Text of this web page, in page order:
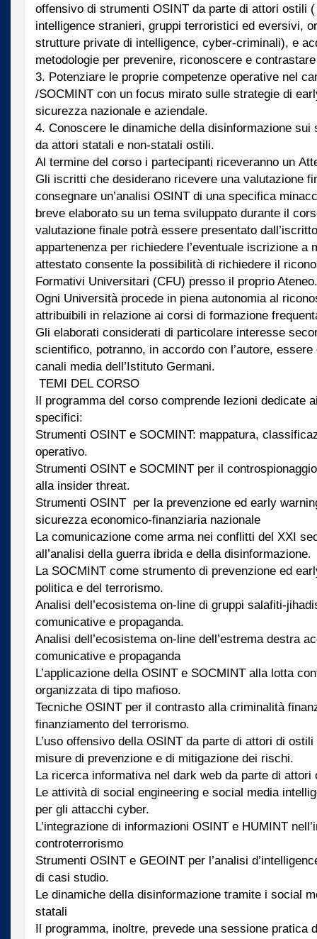
offensivo di strumenti OSINT da parte di attori ostili
intelligence stranieri, gruppi terroristici ed eversivi,
strutture private di intelligence, cyber-criminali), e
metodologie per prevenire, riconoscere e
3. Potenziare le proprie competenze operative nel
/SOCMINT con un focus mirato sulle strategie di
sicurezza nazionale e aziendale.
4. Conoscere le dinamiche della disinformazione sui
da attori statali e non-statali ostili.
Al termine del corso i partecipanti riceveranno un
Gli iscritti che desiderano ricevere una valutazione
consegnare un’analisi OSINT di una specifica
breve elaborato su un tema sviluppato durante il
valutazione finale potrà essere presentato
appartenenza per richiedere l’eventuale iscrizione a
attestato consente la possibilità di richiedere il
Formativi Universitari (CFU) presso il proprio
Ogni Università procede in piena autonomia al
attribuibili in relazione ai corsi di formazione
Gli elaborati considerati di particolare interesse
scientifico, potranno, in accordo con l’autore,
canali media dell’Istituto Germani.
TEMI DEL CORSO
Il programma del corso comprende lezioni dedicate
specifici:
Strumenti OSINT e SOCMINT: mappatura,
operativo.
Strumenti OSINT e SOCMINT per il
alla insider threat.
Strumenti OSINT per la prevenzione ed early
sicurezza economico-finanziaria nazionale
La comunicazione come arma nei conflitti del XXI
all’analisi della guerra ibrida e della disinformazione.
La SOCMINT come strumento di prevenzione ed
politica e del terrorismo.
Analisi dell’ecosistema on-line di gruppi salafiti-
comunicative e propaganda.
Analisi dell’ecosistema on-line dell’estrema destra
comunicative e propaganda
L’applicazione della OSINT e SOCMINT alla lotta
organizzata di tipo mafioso.
Tecniche OSINT per il contrasto alla criminalità
finanziamento del terrorismo.
L’uso offensivo della OSINT da parte di attori di
misure di prevenzione e di mitigazione dei rischi.
La ricerca informativa nel dark web da parte di
Le attività di social engineering e social media
per gli attacchi cyber.
L’integrazione di informazioni OSINT e HUMINT
controterrorismo
Strumenti OSINT e GEOINT per l’analisi
di casi studio.
Le dinamiche della disinformazione tramite i social
statali
Il programma, inoltre, prevede una sessione pratica